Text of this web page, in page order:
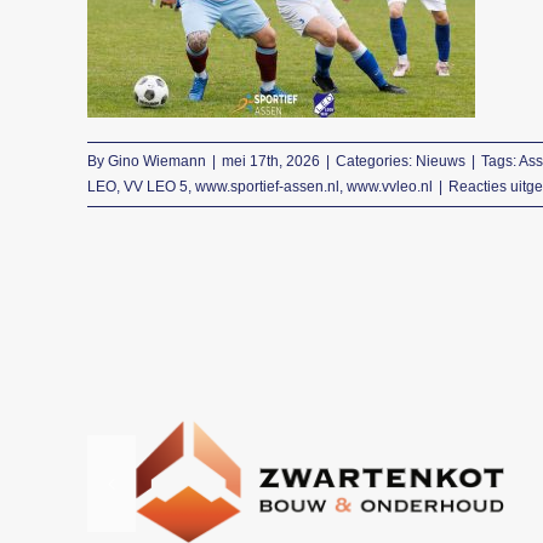
punten in Assen tegen
VV LEO 5
Nieuws
By Gino Wiemann | mei 17th, 2026 | Categories: Nieuws | Tags:
LEO, VV LEO 5, www.sportief-assen.nl www.vvleo.nl | Reacties